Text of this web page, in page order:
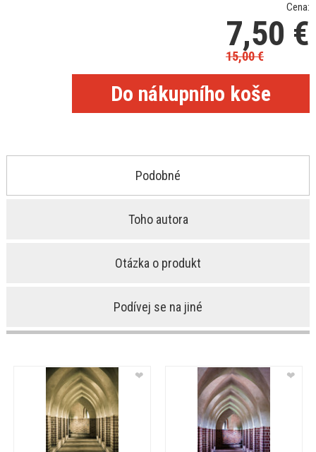
Cena:
7,50 €
15,00€
Podobné
Toho autora
Otázka o produkt
Podívej se na jiné
❤ ❤